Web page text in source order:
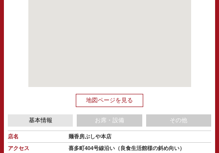
地図ページを見る
基本情報 お席・設備 その他
店名
麺香房ぶしや本店
アクセス
喜多町404号線沿い（良食生活館様の斜め向い）